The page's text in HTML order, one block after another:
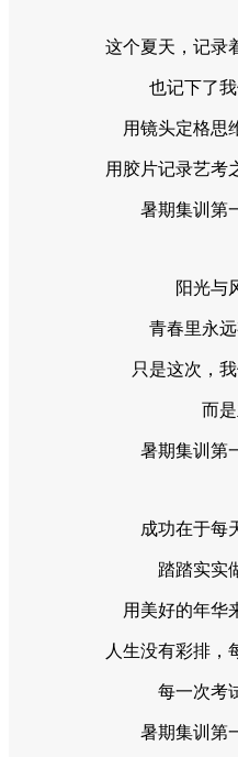
这个夏天，记录
也记下了
用镜头定格思
用胶片记录艺考
暑期集训第
阳光与
青春里永
只是这次，
而是
暑期集训第
成功在于每
踏踏实实
用美好的年华
人生没有彩排，
每一次考
暑期集训第